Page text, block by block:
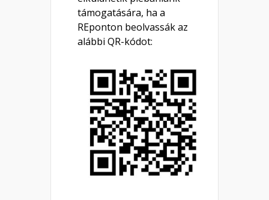
támogatására, ha a
REponton beolvassák az
alábbi QR-kódot: